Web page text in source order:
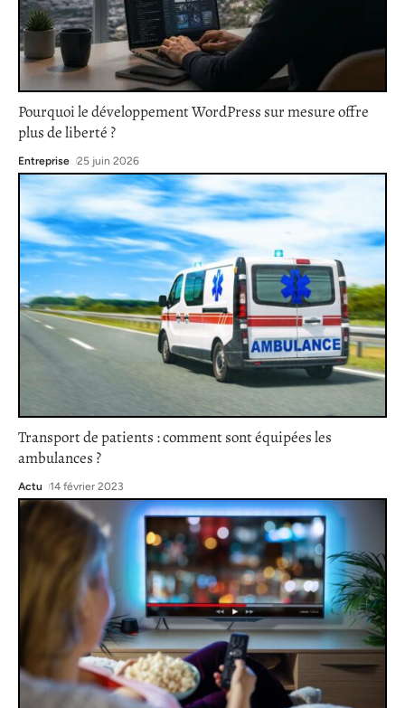
Pourquoi le développement WordPress sur mesure offre
plus de liberté ?
Entreprise 25 juin 2026
Transport de patients : comment sont équipées les
ambulances ?
Actu 14 février 2023